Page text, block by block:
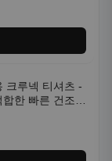
적합
크루넥 티셔츠 -
한 빠른 건조,
복